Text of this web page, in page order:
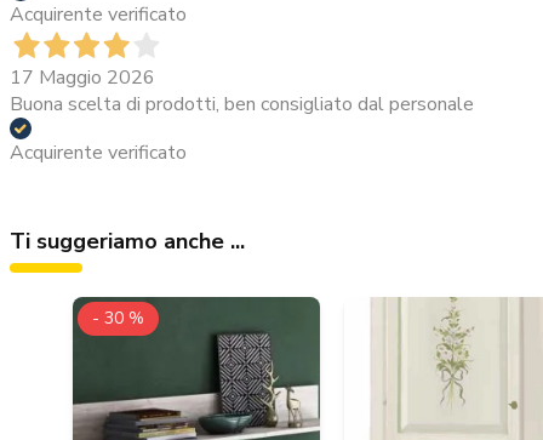
Acquirente verificato
17 Maggio 2026
Buona scelta di prodotti, ben consigliato dal personale
Acquirente verificato
Ti suggeriamo anche ...
- 30 %